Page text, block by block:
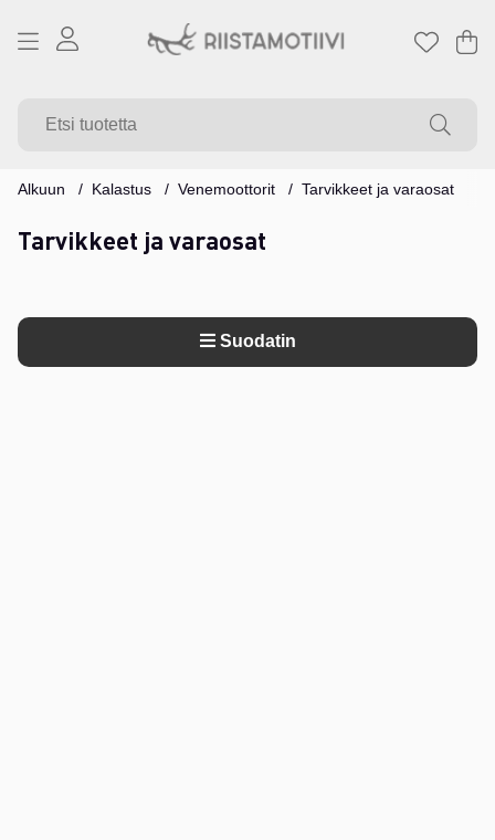
.
Alkuun Kalastus Venemoottorit Tarvikkeet ja varaosat
Tarvikkeet ja varaosat
Suodatin